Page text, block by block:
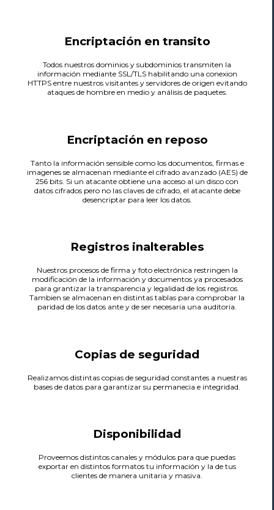
Encriptación en transito
Todos nuestros dominios y subdominios transmiten la
información mediante SSL/TLS habilitando una conexion
HTTPS entre nuestros visitantes y servidores de origen evitando
ataques de hombre en medio y análisis de paquetes.
Encriptación en reposo
Tanto la información sensible como los documentos, firmas e
imagenes se almacenan mediante el cifrado avanzado (AES) de
256 bits. Si un atacante obtiene una acceso al un disco con
datos cifrados pero no las claves de cifrado, el atacante debe
desencriptar para leer los datos.
Registros inalterables
Nuestros procesos de firma y foto electrónica restringen la
modificación de la información y documentos ya procesados
para grantizar la transparencia y legalidad de los registros.
Tambien se almacenan en distintas tablas para comprobar la
paridad de los datos ante y de ser necesaria una auditoria.
Copias de seguridad
Realizamos distintas copias de seguridad constantes a nuestras
bases de datos para garantizar su permanecia e integridad.
Disponibilidad
Proveemos distintos canales y módulos para que puedas
exportar en distintos formatos tu información y la de tus
clientes de manera unitaria y masiva.